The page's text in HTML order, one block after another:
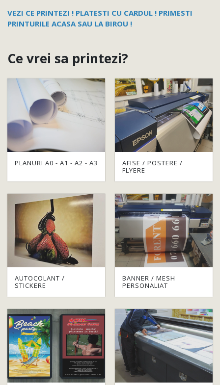
VEZI CE PRINTEZI ! PLATESTI CU CARDUL ! PRIMESTI
PRINTURILE ACASA SAU LA BIROU !
Ce vrei sa printezi?
PLANURI A0 - A1 - A2 - A3
AFISE / POSTERE /
FLYERE
AUTOCOLANT /
STICKERE
BANNER / MESH
PERSONALIAT